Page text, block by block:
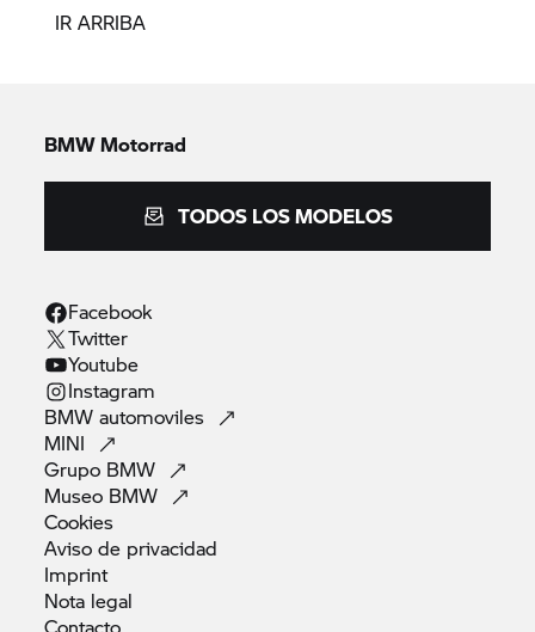
IR ARRIBA
BMW Motorrad
TODOS LOS MODELOS
Facebook
Twitter
Youtube
Instagram
BMWautomoviles
MINI
Grupo BMW
Museo BMW
Cookies
Aviso de privacidad
Imprint
Nota legal